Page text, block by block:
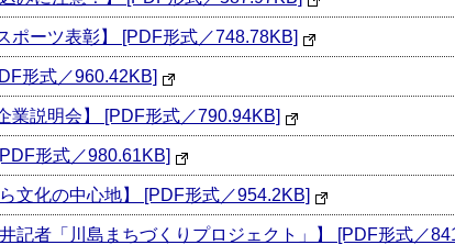
ポーツ表彰】 [PDF形式／748.78KB]
形式／960.42KB]
業説明会】 [PDF形式／790.94KB]
形式／980.61KB]
文化の中心地】 [PDF形式／954.2KB]
記者「川島まちづくりプロジェクト」】 [PDF形式／